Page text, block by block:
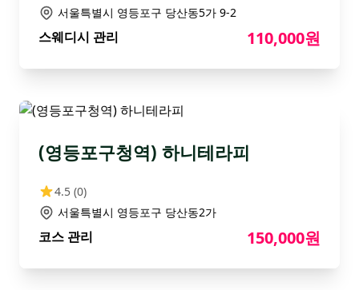
서울특별시 영등포구 당산동5가 9-2
스웨디시 관리 110,000원
(영등포구청역) 하니테라피
4.5 (0)
서울특별시 영등포구 당산동2가
코스 관리 150,000원